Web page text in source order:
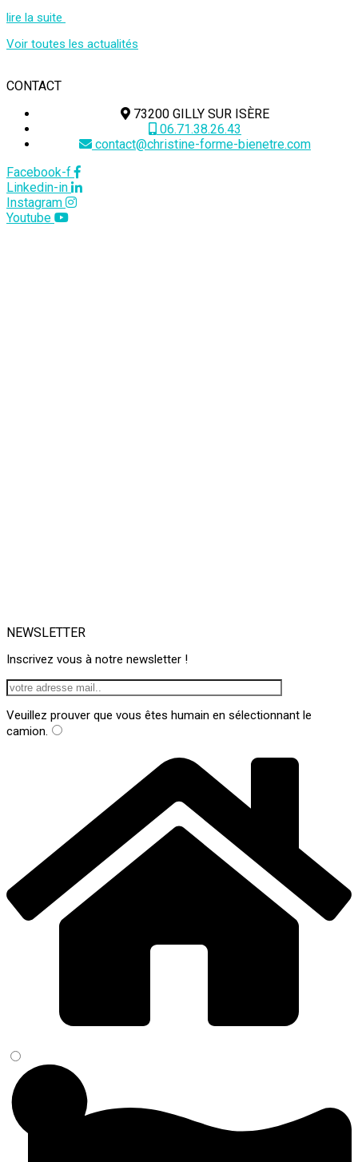
lire la suite
Voir toutes les actualités
CONTACT
73200 GILLY SUR ISÈRE
06.71.38.26.43
contact@christine-forme-bienetre.com
Facebook-f
Linkedin-in
Instagram
Youtube
NEWSLETTER
Inscrivez vous à notre newsletter !
Veuillez prouver que vous êtes humain en sélectionnant le
camion.